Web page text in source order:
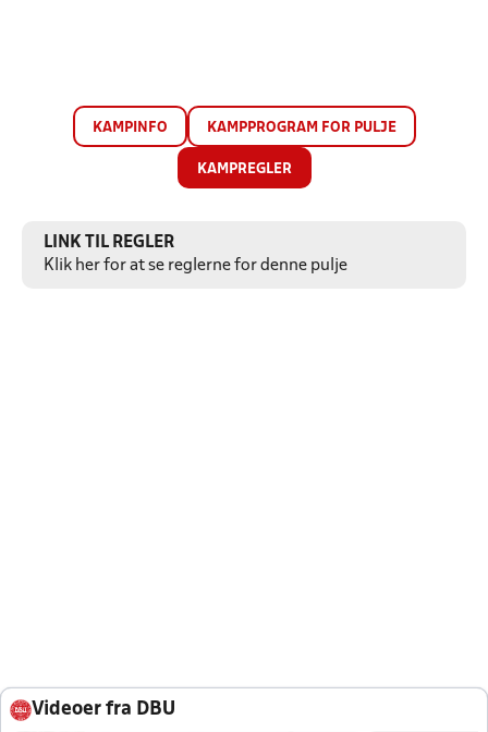
KAMPINFO KAMPPROGRAM FOR PULJE
KAMPREGLER
LINK TIL REGLER
Klik her for at se reglerne for denne pulje
Videoer fra DBU